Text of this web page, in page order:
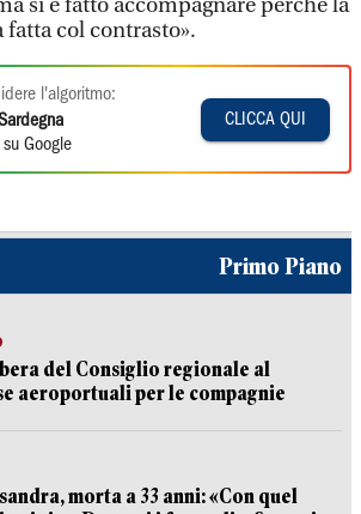
si è fatto accompagnare perché la
fatta col contrasto».
l'algoritmo:
Google
CLICCA QUI
Primo Piano
del Consiglio regionale al
aeroportuali per le compagnie
morta a 33 anni: «Con quel